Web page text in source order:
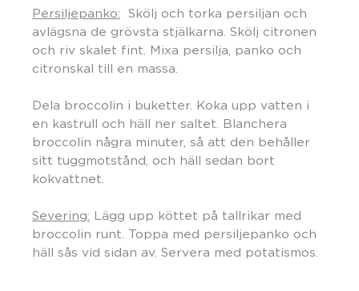
Persiljepanko: Skölj och torka persiljan och
avlägsna de grövsta stjälkarna. Skölj citronen
och riv skalet fint. Mixa persilja, panko och
citronskal till en massa.
Dela broccolin i buketter. Koka upp vatten i
en kastrull och häll ner saltet. Blanchera
broccolin några minuter, så att den behåller
sitt tuggmotstånd, och häll sedan bort
kokvattnet.
Severing: Lägg upp köttet på tallrikar med
broccolin runt. Toppa med persiljepanko och
häll sås vid sidan av. Servera med potatismos.